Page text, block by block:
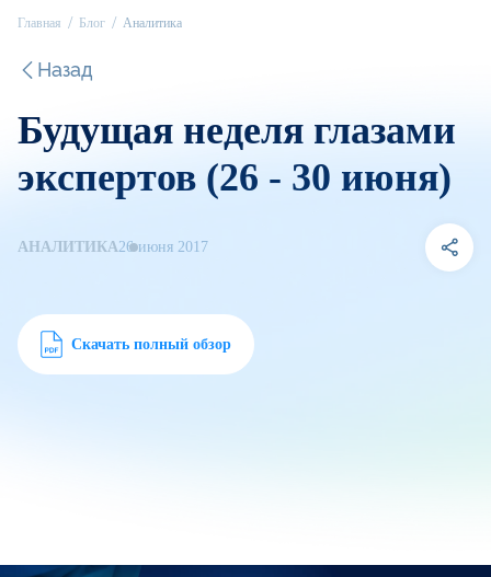
Главная Блог Аналитика
Назад
Будущая неделя глазами
экспертов (26 - 30 июня)
АНАЛИТИКА26 июня 2017
Скачать полный обзор